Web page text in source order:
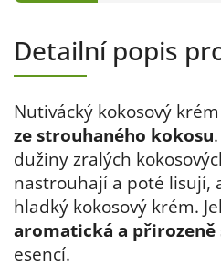
Detailní popis
Nutivácký kokosový
ze strouhaného kokosu
dužiny zralých
nastrouhají a poté lisují,
hladký kokosový krém.
aromatická a přirozeně
esencí.